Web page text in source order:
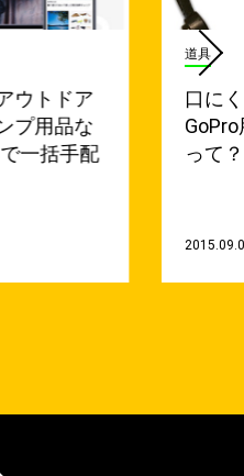
ウトドア
プ用品な
一括手配
道具
口に
って？